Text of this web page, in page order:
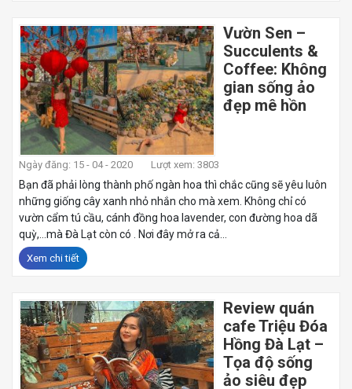
Vườn Sen –
Succulents &
Coffee: Không
gian sống ảo
đẹp mê hồn
Ngày đăng: 15 - 04 - 2020 Lượt xem: 3803
Bạn đã phải lòng thành phố ngàn hoa thì chắc cũng sẽ yêu luôn
những giống cây xanh nhỏ nhắn cho mà xem. Không chỉ có
vườn cẩm tú cầu, cánh đồng hoa lavender, con đường hoa dã
quỳ,…mà Đà Lạt còn có . Nơi đây mở ra cả...
Xem chi tiết
Review quán
cafe Triệu Đóa
Hồng Đà Lạt –
Tọa độ sống
ảo siêu đẹp